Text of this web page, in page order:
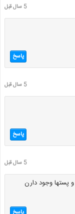
5 سال قبل
پاسخ
5 سال قبل
پاسخ
5 سال قبل
و پستها وجود دارن